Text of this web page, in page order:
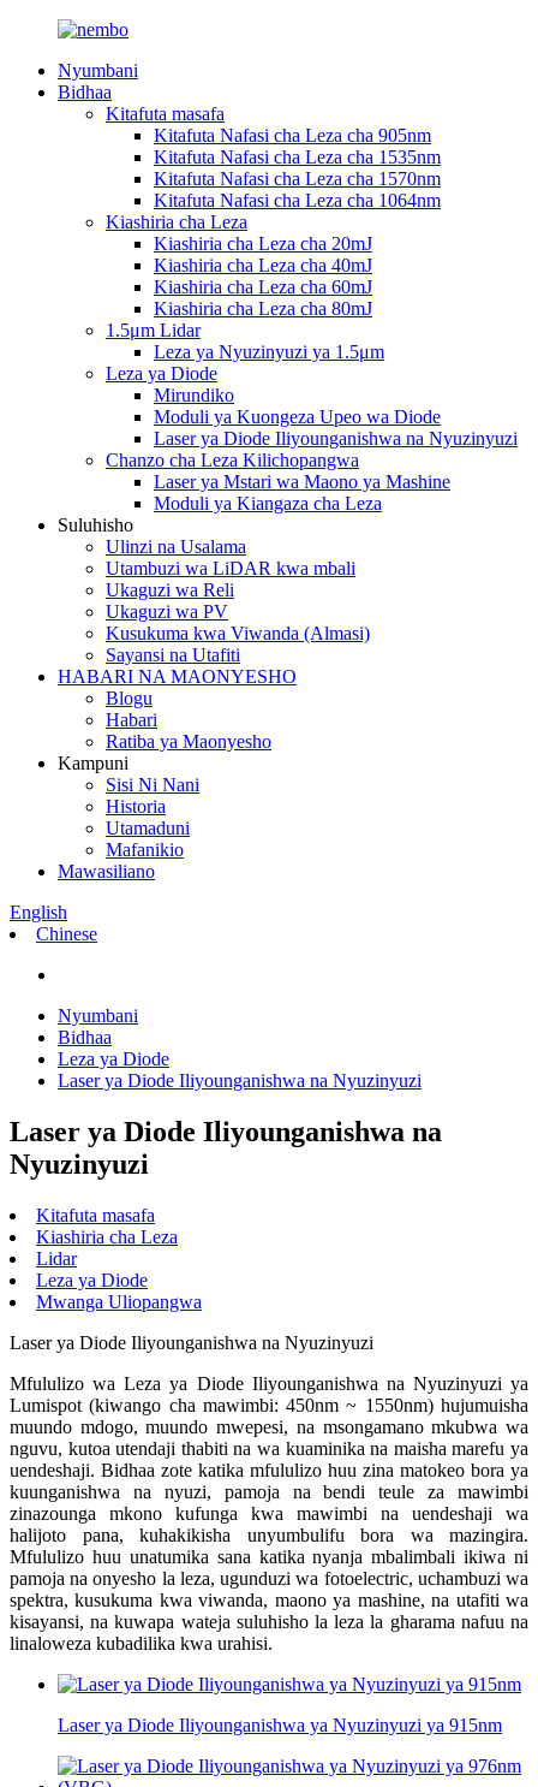
Nyumbani
Bidhaa
Kitafuta masafa
Kitafuta Nafasi cha Leza cha 905nm
Kitafuta Nafasi cha Leza cha 1535nm
Kitafuta Nafasi cha Leza cha 1570nm
Kitafuta Nafasi cha Leza cha 1064nm
Kiashiria cha Leza
Kiashiria cha Leza cha 20mJ
Kiashiria cha Leza cha 40mJ
Kiashiria cha Leza cha 60mJ
Kiashiria cha Leza cha 80mJ
1.5μm Lidar
Leza ya Nyuzinyuzi ya 1.5μm
Leza ya Diode
Mirundiko
Moduli ya Kuongeza Upeo wa Diode
Laser ya Diode Iliyounganishwa na Nyuzinyuzi
Chanzo cha Leza Kilichopangwa
Laser ya Mstari wa Maono ya Mashine
Moduli ya Kiangaza cha Leza
Suluhisho
Ulinzi na Usalama
Utambuzi wa LiDAR kwa mbali
Ukaguzi wa Reli
Ukaguzi wa PV
Kusukuma kwa Viwanda (Almasi)
Sayansi na Utafiti
HABARI NA MAONYESHO
Blogu
Habari
Ratiba ya Maonyesho
Kampuni
Sisi Ni Nani
Historia
Utamaduni
Mafanikio
Mawasiliano
English
Chinese
Nyumbani
Bidhaa
Leza ya Diode
Laser ya Diode Iliyounganishwa na Nyuzinyuzi
Laser ya Diode Iliyounganishwa na
Nyuzinyuzi
Kitafuta masafa
Kiashiria cha Leza
Lidar
Leza ya Diode
Mwanga Uliopangwa
Laser ya Diode Iliyounganishwa na Nyuzinyuzi
Mfululizo wa Leza ya Diode Iliyounganishwa na Nyuzinyuzi ya
Lumispot (kiwango cha mawimbi: 450nm ~ 1550nm) hujumuisha
muundo mdogo, muundo mwepesi, na msongamano mkubwa wa
nguvu, kutoa utendaji thabiti na wa kuaminika na maisha marefu ya
uendeshaji. Bidhaa zote katika mfululizo huu zina matokeo bora ya
kuunganishwa na nyuzi, pamoja na bendi teule za mawimbi
zinazounga mkono kufunga kwa mawimbi na uendeshaji wa
halijoto pana, kuhakikisha unyumbulifu bora wa mazingira.
Mfululizo huu unatumika sana katika nyanja mbalimbali ikiwa ni
pamoja na onyesho la leza, ugunduzi wa fotoelectric, uchambuzi wa
spektra, kusukuma kwa viwanda, maono ya mashine, na utafiti wa
kisayansi, na kuwapa wateja suluhisho la leza la gharama nafuu na
linaloweza kubadilika kwa urahisi.
Laser ya Diode Iliyounganishwa ya Nyuzinyuzi ya 915nm